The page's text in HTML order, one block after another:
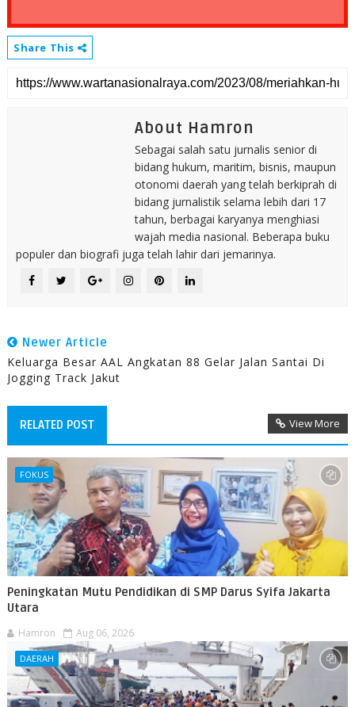
Share This
About Hamron
Sebagai salah satu jurnalis senior di
bidang hukum, maritim, bisnis, maupun
otonomi daerah yang telah berkiprah di
bidang jurnalistik selama lebih dari 17
tahun, berbagai karyanya menghiasi
wajah media nasional. Beberapa buku
populer dan biografi juga telah lahir dari jemarinya.
Newer Article
Keluarga Besar AAL Angkatan 88 Gelar Jalan Santai Di
Jogging Track Jakut
RELATED POST View More
FOKUS
Peningkatan Mutu Pendidikan di SMP Darus Syifa Jakarta
Utara
Hamron Aug 06, 2026
DAERAH